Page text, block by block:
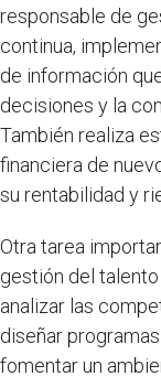
responsable de
continua,
de información
decisiones y la
También realiza
financiera de
su rentabilidad y
Otra tarea
gestión del talento
analizar las
diseñar
fomentar un